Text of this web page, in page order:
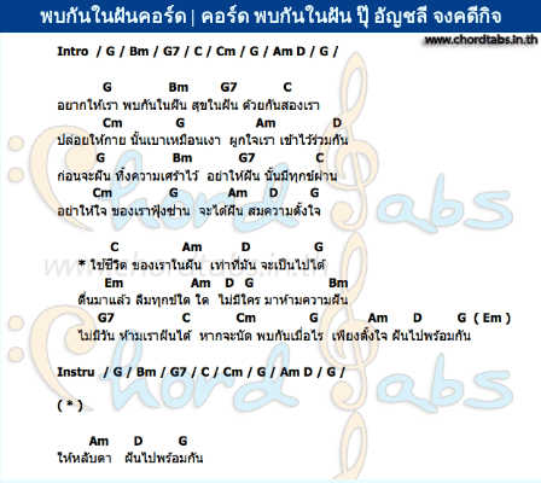
พบกันในฝันคอร์ด | คอร์ด พบกันในฝัน ปุ๊ อัญชลี จงคดีกิจ